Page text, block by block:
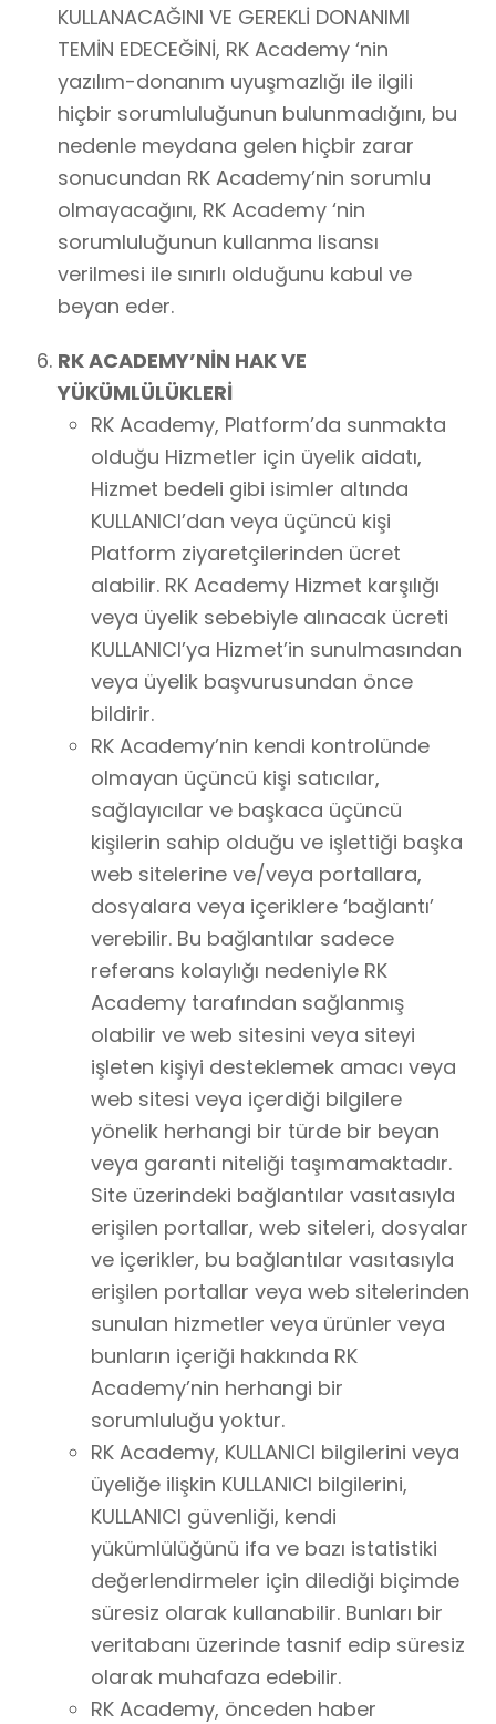
KULLANACAĞINI VE GEREKLİ DONANIMI
TEMİN EDECEĞİNİ, RK Academy ‘nin
yazılım-donanım uyuşmazlığı ile ilgili
hiçbir sorumluluğunun bulunmadığını, bu
nedenle meydana gelen hiçbir zarar
sonucundan RK Academy’nin sorumlu
olmayacağını, RK Academy ‘nin
sorumluluğunun kullanma lisansı
verilmesi ile sınırlı olduğunu kabul ve
beyan eder.
RK ACADEMY’NİN HAK VE
YÜKÜMLÜLÜKLERİ
RK Academy, Platform’da sunmakta
olduğu Hizmetler için üyelik aidatı,
Hizmet bedeli gibi isimler altında
KULLANICI’dan veya üçüncü kişi
Platform ziyaretçilerinden ücret
alabilir. RK Academy Hizmet karşılığı
veya üyelik sebebiyle alınacak ücreti
KULLANICI’ya Hizmet’in sunulmasından
veya üyelik başvurusundan önce
bildirir.
RK Academy’nin kendi kontrolünde
olmayan üçüncü kişi satıcılar,
sağlayıcılar ve başkaca üçüncü
kişilerin sahip olduğu ve işlettiği başka
web sitelerine ve/veya portallara,
dosyalara veya içeriklere ‘bağlantı’
verebilir. Bu bağlantılar sadece
referans kolaylığı nedeniyle RK
Academy tarafından sağlanmış
olabilir ve web sitesini veya siteyi
işleten kişiyi desteklemek amacı veya
web sitesi veya içerdiği bilgilere
yönelik herhangi bir türde bir beyan
veya garanti niteliği taşımamaktadır.
Site üzerindeki bağlantılar vasıtasıyla
erişilen portallar, web siteleri, dosyalar
ve içerikler, bu bağlantılar vasıtasıyla
erişilen portallar veya web sitelerinden
sunulan hizmetler veya ürünler veya
bunların içeriği hakkında RK
Academy’nin herhangi bir
sorumluluğu yoktur.
RK Academy, KULLANICI bilgilerini veya
üyeliğe ilişkin KULLANICI bilgilerini,
KULLANICI güvenliği, kendi
yükümlülüğünü ifa ve bazı istatistiki
değerlendirmeler için dilediği biçimde
süresiz olarak kullanabilir. Bunları bir
veritabanı üzerinde tasnif edip süresiz
olarak muhafaza edebilir.
RK Academy, önceden haber